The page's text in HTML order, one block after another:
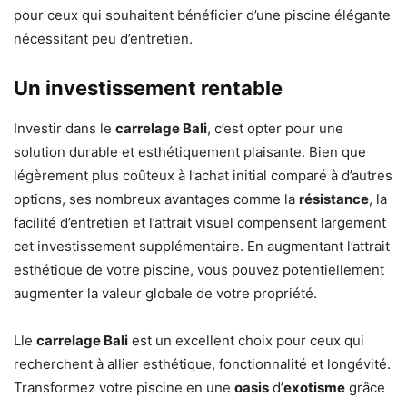
pour ceux qui souhaitent bénéficier d’une piscine élégante
nécessitant peu d’entretien.
Un investissement rentable
Investir dans le carrelage Bali, c’est opter pour une
solution durable et esthétiquement plaisante. Bien que
légèrement plus coûteux à l’achat initial comparé à d’autres
options, ses nombreux avantages comme la résistance, la
facilité d’entretien et l’attrait visuel compensent largement
cet investissement supplémentaire. En augmentant l’attrait
esthétique de votre piscine, vous pouvez potentiellement
augmenter la valeur globale de votre propriété.
Lle carrelage Bali est un excellent choix pour ceux qui
recherchent à allier esthétique, fonctionnalité et longévité.
Transformez votre piscine en une oasis d’exotisme grâce